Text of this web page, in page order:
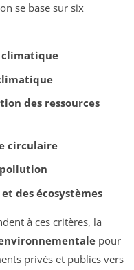
se base sur six
des ressources
circulaire
des écosystèmes
à ces critères, la
pour
privés et publics vers